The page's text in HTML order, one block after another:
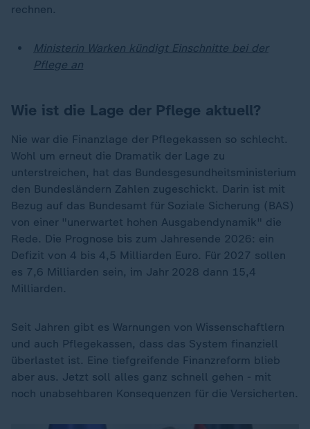
rechnen.
Ministerin Warken kündigt Einschnitte bei der
Pflege an
Wie ist die Lage der Pflege aktuell?
Nie war die Finanzlage der Pflegekassen so schlecht.
Wohl um erneut die Dramatik der Lage zu
unterstreichen, hat das Bundesgesundheitsministerium
den Bundesländern Zahlen zugeschickt. Darin ist mit
Bezug auf das Bundesamt für Soziale Sicherung (BAS)
von einer "unerwartet hohen Ausgabendynamik" die
Rede. Die Prognose bis zum Jahresende 2026: ein
Defizit von 4 bis 4,5 Milliarden Euro. Für 2027 sollen
es 7,6 Milliarden sein, im Jahr 2028 dann 15,4
Milliarden.
Seit Jahren gibt es Warnungen von Wissenschaftlern
und auch Pflegekassen, dass das System finanziell
überlastet ist. Eine tiefgreifende Finanzreform blieb
aber aus. Jetzt soll alles ganz schnell gehen - mit
noch unabsehbaren Konsequenzen für die Versicherten.